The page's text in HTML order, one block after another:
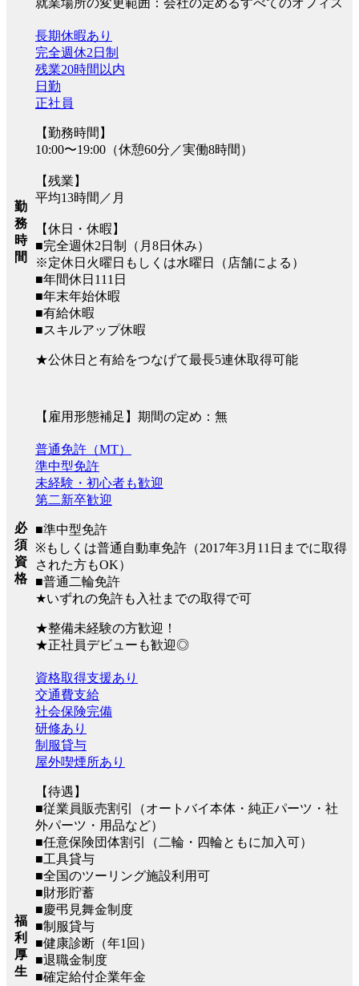
就業場所の変更範囲：会社の定めるすべてのオフィス
勤
務
時
間
長期休暇あり
完全週休2日制
残業20時間以内
日勤
正社員
【勤務時間】
10:00〜19:00（休憩60分／実働8時間）
【残業】
平均13時間／月
【休日・休暇】
■完全週休2日制（月8日休み）
※定休日火曜日もしくは水曜日（店舗による）
■年間休日111日
■年末年始休暇
■有給休暇
■スキルアップ休暇
★公休日と有給をつなげて最長5連休取得可能
【雇用形態補足】期間の定め：無
必
須
資
格
普通免許（MT）
準中型免許
未経験・初心者も歓迎
第二新卒歓迎
■準中型免許
※もしくは普通自動車免許（2017年3月11日までに取得
された方もOK）
■普通二輪免許
★いずれの免許も入社までの取得で可
★整備未経験の方歓迎！
★正社員デビューも歓迎◎
福
利
厚
生
資格取得支援あり
交通費支給
社会保険完備
研修あり
制服貸与
屋外喫煙所あり
【待遇】
■従業員販売割引（オートバイ本体・純正パーツ・社
外パーツ・用品など）
■任意保険団体割引（二輪・四輪ともに加入可）
■工具貸与
■全国のツーリング施設利用可
■財形貯蓄
■慶弔見舞金制度
■制服貸与
■健康診断（年1回）
■退職金制度
■確定給付企業年金